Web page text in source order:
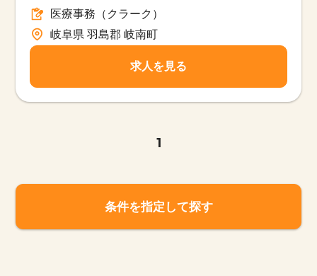
医療事務（クラーク）
岐阜県 羽島郡 岐南町
求人を見る
1
条件を指定して探す